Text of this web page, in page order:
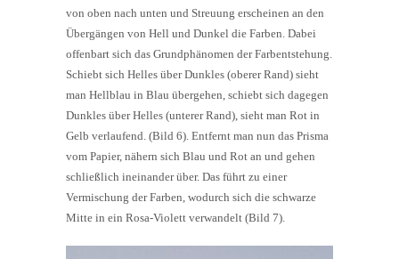
von oben nach unten und Streuung erscheinen an den
Übergängen von Hell und Dunkel die Farben. Dabei
offenbart sich das Grundphänomen der Farbentstehung.
Schiebt sich Helles über Dunkles (oberer Rand) sieht
man Hellblau in Blau übergehen, schiebt sich dagegen
Dunkles über Helles (unterer Rand), sieht man Rot in
Gelb verlaufend. (Bild 6). Entfernt man nun das Prisma
vom Papier, nähern sich Blau und Rot an und gehen
schließlich ineinander über. Das führt zu einer
Vermischung der Farben, wodurch sich die schwarze
Mitte in ein Rosa-Violett verwandelt (Bild 7).